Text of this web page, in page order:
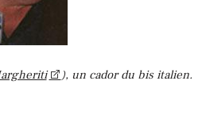
), un cador du bis italien.